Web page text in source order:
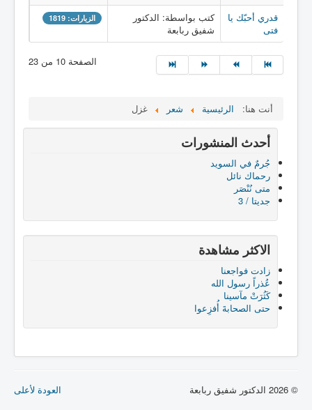
قدري أحبّك يا
فتى
كتب بواسطة: الدكتور
شفيق ربابعة
الزيارات: 1819
الصفحة 10 من 23
أنت هنا: الرئيسية شعر غزل
أحدث المنشورات
جُرمٌ في السويد
رحماك نائل
متى نُنْصَر
جديتا / 3
الاكثر مشاهدة
زادت فواجعنا
عُذراً رسول الله
كَثُرَتْ مآسينا
حتى الصحابةَ أُفزِعوا
العودة لأعلى © 2026 الدكتور شفيق ربابعة